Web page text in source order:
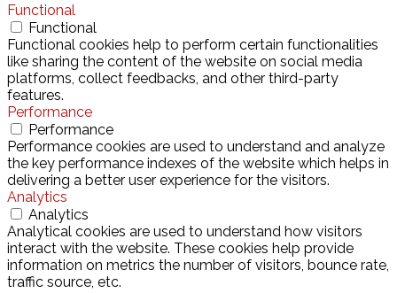
Functional
Functional
Functional cookies help to perform certain functionalities
like sharing the content of the website on social media
platforms, collect feedbacks, and other third-party
features.
Performance
Performance
Performance cookies are used to understand and analyze
the key performance indexes of the website which helps in
delivering a better user experience for the visitors.
Analytics
Analytics
Analytical cookies are used to understand how visitors
interact with the website. These cookies help provide
information on metrics the number of visitors, bounce rate,
traffic source, etc.